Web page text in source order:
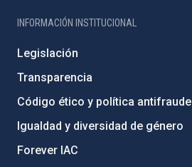
INFORMACIÓN INSTITUCIONAL
Legislación
Transparencia
Código ético y política antifraude
Igualdad y diversidad de género
Forever IAC